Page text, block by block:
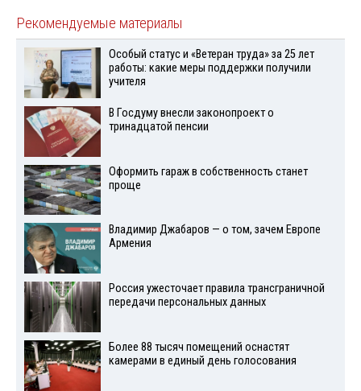
Рекомендуемые материалы
Особый статус и «Ветеран труда» за 25 лет
работы: какие меры поддержки получили
учителя
В Госдуму внесли законопроект о
тринадцатой пенсии
Оформить гараж в собственность станет
проще
Владимир Джабаров — о том, зачем Европе
Армения
Россия ужесточает правила трансграничной
передачи персональных данных
Более 88 тысяч помещений оснастят
камерами в единый день голосования